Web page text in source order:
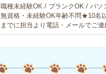
職種未経験OK / ブランクOK / パソ
無資格・未経験OK年齢不問★10名
までに担当より電話・メールでご